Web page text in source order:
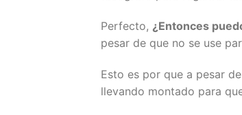
Perfecto, ¿Entonces
pesar de que no se use
Esto es por que a pesar
llevando montado para